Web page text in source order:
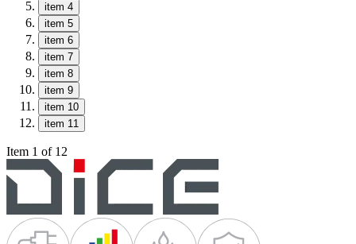
item 4
item 5
item 6
item 7
item 8
item 9
item 10
item 11
Item 1 of 12